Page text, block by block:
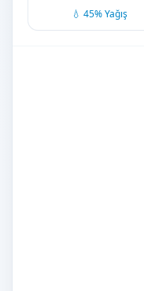
💧 45% Yağış